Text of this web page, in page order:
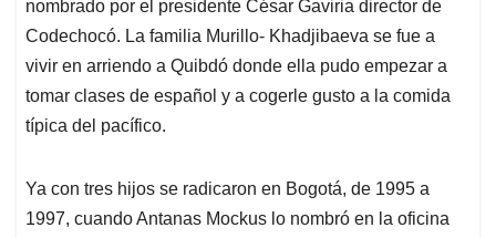
nombrado por el presidente César Gaviria director de
Codechocó. La familia Murillo- Khadjibaeva se fue a
vivir en arriendo a Quibdó donde ella pudo empezar a
tomar clases de español y a cogerle gusto a la comida
típica del pacífico.
Ya con tres hijos se radicaron en Bogotá, de 1995 a
1997, cuando Antanas Mockus lo nombró en la oficina